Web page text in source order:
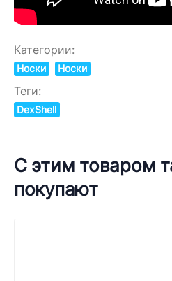
Категории:
Носки Носки
Теги:
DexShell
С этим товаром
покупают